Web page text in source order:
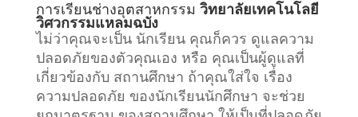
การเรียนช่างอุตสาหกรรม วิทยาลัยเทคโนโลยี
วิศวกรรมแหลมฉบัง
ไม่ว่าคุณจะเป็น นักเรียน คุณก็ควร ดูแลความ
ปลอดภัยของตัวคุณเอง หรือ คุณเป็นผู้ดูแลที่
เกี่ยวข้องกับ สถานศึกษา ถ้าคุณใส่ใจ เรื่อง
ความปลอดภัย ของนักเรียนนักศึกษา จะช่วย